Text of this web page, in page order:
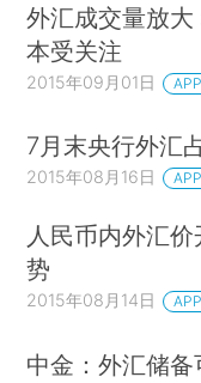
外汇成交量放
本受关注
2015年09月01日
7月末央行外汇
2015年08月16日
人民币内外汇
势
2015年08月14日
中金：外汇储